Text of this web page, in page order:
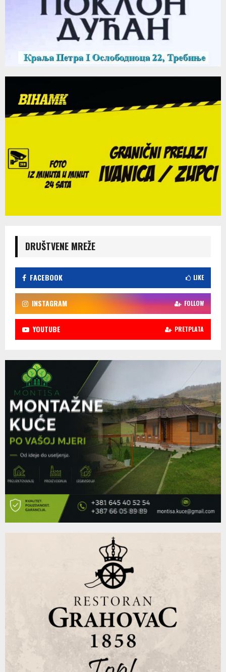
DRUŠTVENE MREŽE
FACEBOOK LIKE
INSTAGRAM FOLLOW
YOUTUBE PRETPLATA